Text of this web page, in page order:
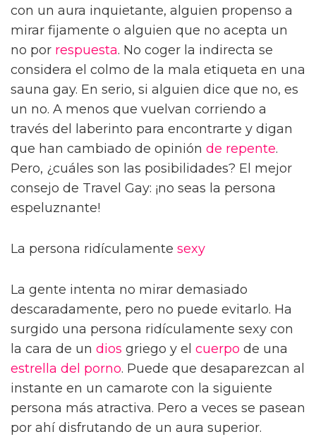
con un aura inquietante, alguien propenso a
mirar fijamente o alguien que no acepta un
no por respuesta. No coger la indirecta se
considera el colmo de la mala etiqueta en una
sauna gay. En serio, si alguien dice que no, es
un no. A menos que vuelvan corriendo a
través del laberinto para encontrarte y digan
que han cambiado de opinión de repente.
Pero, ¿cuáles son las posibilidades? El mejor
consejo de Travel Gay: ¡no seas la persona
espeluznante!
La persona ridículamente sexy
La gente intenta no mirar demasiado
descaradamente, pero no puede evitarlo. Ha
surgido una persona ridículamente sexy con
la cara de un dios griego y el cuerpo de una
estrella del porno. Puede que desaparezcan al
instante en un camarote con la siguiente
persona más atractiva. Pero a veces se pasean
por ahí disfrutando de un aura superior.